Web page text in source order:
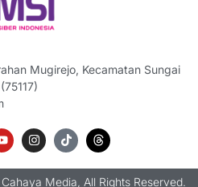
Mugirejo, Kecamatan Sungai
Media, All Rights Reserved.